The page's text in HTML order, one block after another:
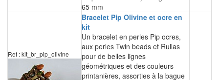
65 mm
Ref : kit_br_pip_olivine
Bracelet Pip Olivine et ocre en
kit
Un bracelet en perles Pip ocres,
aux perles Twin beads et Rullas
pour de belles lignes
géométriques et des couleurs
printanières, assorties à la bague